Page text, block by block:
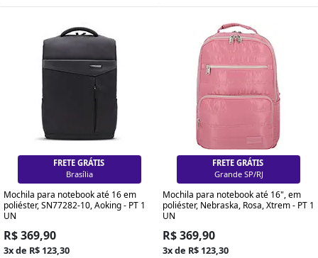
FRETE GRÁTIS
Curitiba
Mochila para notebook até 16 em
poliéster, SN77282-10, Aoking - PT 1
UN
R$ 369,90
3x de R$ 123,30
FRETE GRÁTIS
Grande SP/RJ
Mochila para notebook até 16", em
poliéster, Nebraska, Rosa, Xtrem - PT 1
UN
R$ 369,90
3x de R$ 123,30